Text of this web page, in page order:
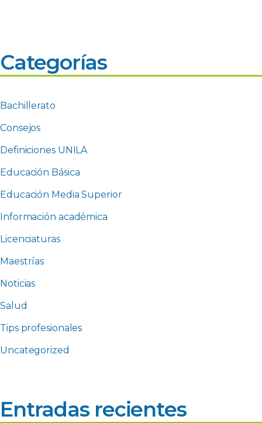
Categorías
Bachillerato
Consejos
Definiciones UNILA
Educación Básica
Educación Media Superior
Información académica
Licenciaturas
Maestrías
Noticias
Salud
Tips profesionales
Uncategorized
Entradas recientes